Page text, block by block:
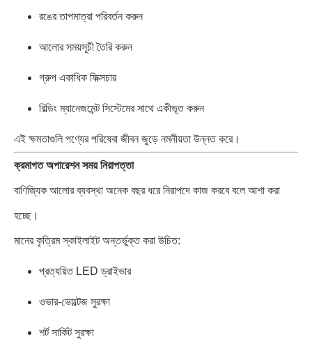
রঙের তাপমাত্রা পরিবর্তন করুন
আলোর সময়সূচী তৈরি করুন
গ্রুপ একাধিক ফিক্সচার
বিল্ডিং ম্যানেজমেন্ট সিস্টেমের সাথে একীভূত করুন
এই ক্ষমতাগুলি পণ্যের পরিষেবা জীবন জুড়ে নমনীয়তা উন্নত করে।
ক্রমাগত অপারেশন সময় নিরাপত্তা
বাণিজ্যিক আলোর ব্যবস্থা অনেক বছর ধরে নিরাপদে কাজ করবে বলে আশা করা
হচ্ছে।
মানের কৃত্রিম স্কাইলাইট অন্তর্ভুক্ত করা উচিত:
প্রত্যয়িত LED ড্রাইভার
ওভার-ভোল্টেজ সুরক্ষা
শর্ট সার্কিট সুরক্ষা